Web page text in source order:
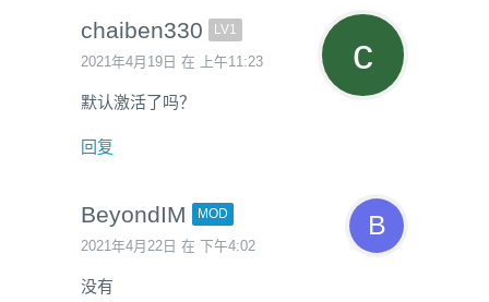
chaiben330 LV1
2021年4月19日 在 上午11:23
默认激活了吗？
回复
BeyondIM MOD
2021年4月22日 在 下午4:02
没有